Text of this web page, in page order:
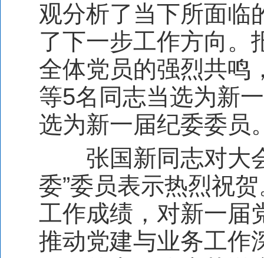
观分析了当下所面临
了下一步工作方向。
全体党员的强烈共鸣
等5名同志当选为新
选为新一届纪委委员
张国新同志对大
委”委员表示热烈祝
工作成绩，对新一届
推动党建与业务工作